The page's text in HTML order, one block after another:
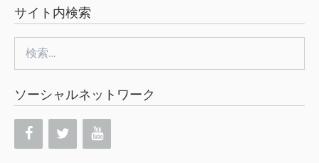
サイト内検索
索:
ソーシャルネットワーク